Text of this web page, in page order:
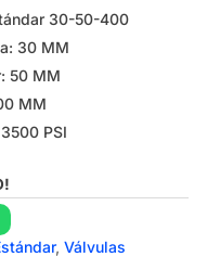
30-50-400
30 MM
50 MM
MM
PSI
,Válvulas